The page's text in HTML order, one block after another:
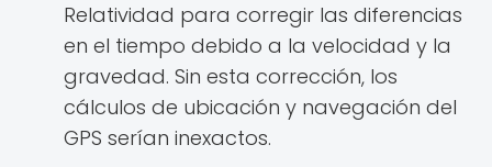
Relatividad para corregir las diferencias
en el tiempo debido a la velocidad y la
gravedad. Sin esta corrección, los
cálculos de ubicación y navegación del
GPS serían inexactos.